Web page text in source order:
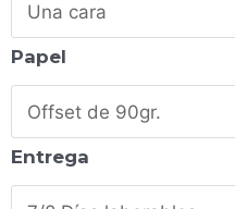
Papel
Entrega